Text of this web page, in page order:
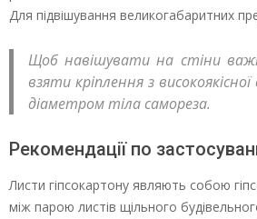
Для підвішування великогабаритних
Щоб навішувати на стіни
взяти кріплення з
діаметром тіла самореза.
Рекомендації по
Листи гіпсокартону являють собою
між парою листів щільного